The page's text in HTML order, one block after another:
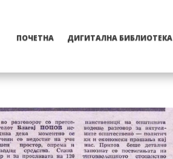
ПОЧЕТНА ДИГИТАЛНА БИБЛИОТЕКА